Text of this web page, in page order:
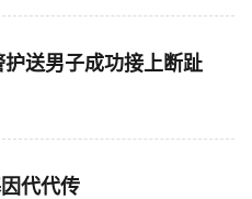
送男子成功接上断趾
代代传